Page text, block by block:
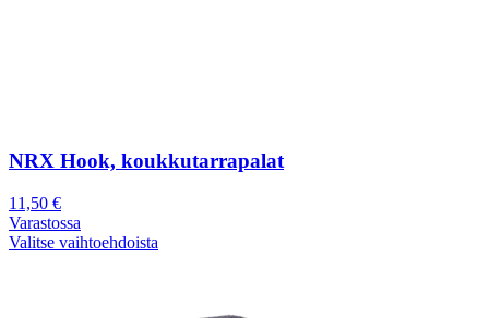
NRX Hook, koukkutarrapalat
11,50 €
Varastossa
Valitse vaihtoehdoista